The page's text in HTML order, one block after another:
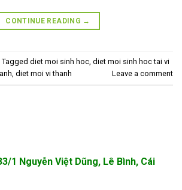
CONTINUE READING →
Tagged diet moi sinh hoc, diet moi sinh hoc tai vi
, diet moi vi thanh Leave a comment
1 Nguyễn Việt Dũng, Lê Bình, Cái